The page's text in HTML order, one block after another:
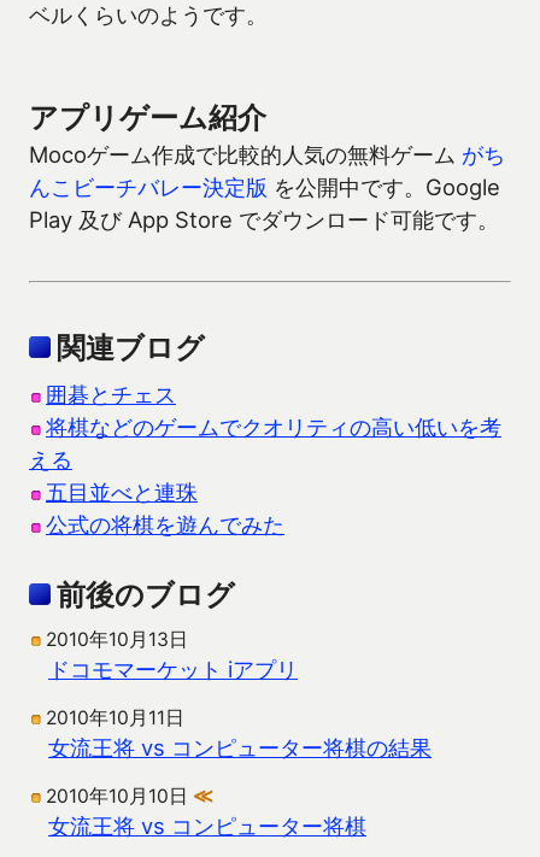
ベルくらいのようです。
アプリゲーム紹介
Mocoゲーム作成で比較的人気の無料ゲーム がち
んこビーチバレー決定版 を公開中です。Google
Play 及び App Store でダウンロード可能です。
関連ブログ
囲碁とチェス
将棋などのゲームでクオリティの高い低いを考
える
五目並べと連珠
公式の将棋を遊んでみた
前後のブログ
2010年10月13日
ドコモマーケット iアプリ
2010年10月11日
女流王将 vs コンピューター将棋の結果
2010年10月10日 ≪
女流王将 vs コンピューター将棋